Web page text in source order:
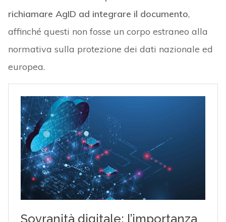
richiamare AgID ad integrare il documento,
affinché questi non fosse un corpo estraneo alla
normativa sulla protezione dei dati nazionale ed
europea.